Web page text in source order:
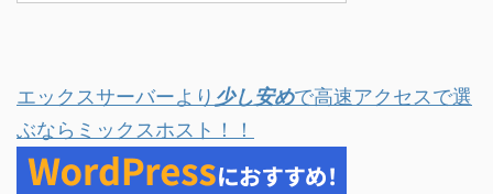
エックスサーバーより 少し安めで高速アクセスで選
ぶならミックスホスト！！